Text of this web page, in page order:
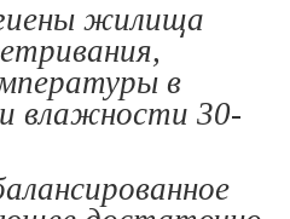
жилища
в
влажности 30-